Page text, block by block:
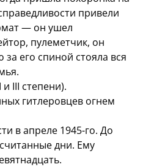
привели
— он ушел
пулеметчик, он
за его спиной стояла вся
III степени).
гитлеровцев огнем
в апреле 1945-го. До
дни. Ему